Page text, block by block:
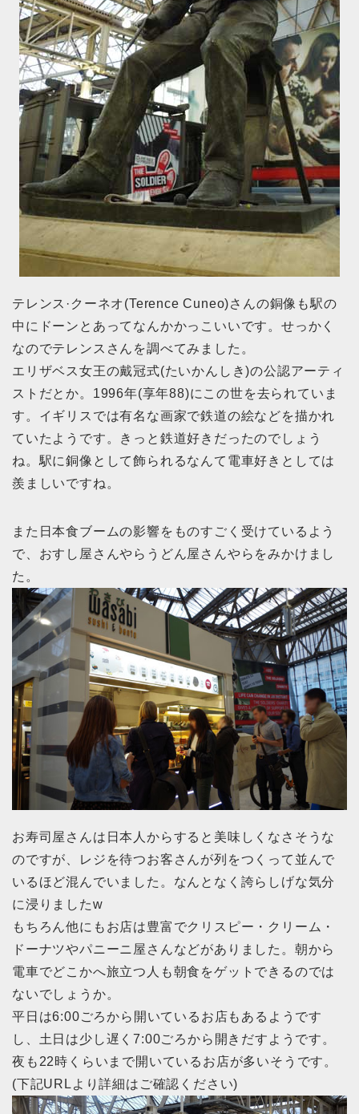
テレンス·クーネオ(Terence Cuneo)さんの銅像も駅の
中にドーンとあってなんかかっこいいです。せっかく
なのでテレンスさんを調べてみました。
エリザベス女王の戴冠式(たいかんしき)の公認アーティ
ストだとか。1996年(享年88)にこの世を去られていま
す。イギリスでは有名な画家で鉄道の絵などを描かれ
ていたようです。きっと鉄道好きだったのでしょう
ね。駅に銅像として飾られるなんて電車好きとしては
羨ましいですね。
また日本食ブームの影響をものすごく受けているよう
で、おすし屋さんやらうどん屋さんやらをみかけまし
た。
お寿司屋さんは日本人からすると美味しくなさそうな
のですが、レジを待つお客さんが列をつくって並んで
いるほど混んでいました。なんとなく誇らしげな気分
に浸りましたw
もちろん他にもお店は豊富でクリスピー・クリーム・
ドーナツやパニーニ屋さんなどがありました。朝から
電車でどこかへ旅立つ人も朝食をゲットできるのでは
ないでしょうか。
平日は6:00ごろから開いているお店もあるようです
し、土日は少し遅く7:00ごろから開きだすようです。
夜も22時くらいまで開いているお店が多いそうです。
(下記URLより詳細はご確認ください)